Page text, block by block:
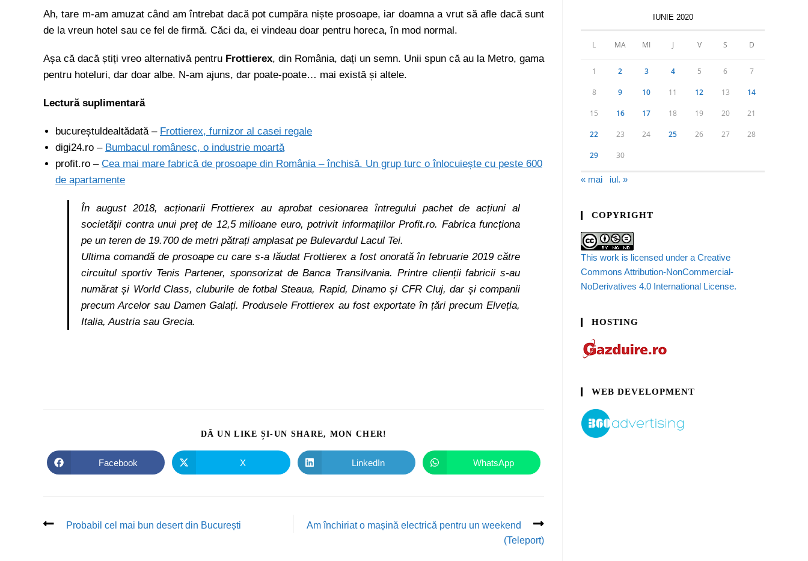
Ah, tare m-am amuzat când am întrebat dacă pot cumpăra niște prosoape, iar doamna a vrut să afle dacă sunt
de la vreun hotel sau ce fel de firmă. Căci da, ei vindeau doar pentru horeca, în mod normal.
Așa că dacă știți vreo alternativă pentru Frottierex, din România, dați un semn. Unii spun că au la Metro, gama
pentru hoteluri, dar doar albe. N-am ajuns, dar poate-poate… mai există și altele.
Lectură suplimentară
bucureștuldealtădată – Frottierex, furnizor al casei regale
digi24.ro – Bumbacul românesc, o industrie moartă
profit.ro – Cea mai mare fabrică de prosoape din România – închisă. Un grup turc o înlocuiește cu peste 600
de apartamente
În august 2018, acționarii Frottierex au aprobat cesionarea întregului pachet de acțiuni al
societății contra unui preț de 12,5 milioane euro, potrivit informațiilor Profit.ro. Fabrica funcționa
pe un teren de 19.700 de metri pătrați amplasat pe Bulevardul Lacul Tei.
Ultima comandă de prosoape cu care s-a lăudat Frottierex a fost onorată în februarie 2019 către
circuitul sportiv Tenis Partener, sponsorizat de Banca Transilvania. Printre clienții fabricii s-au
numărat și World Class, cluburile de fotbal Steaua, Rapid, Dinamo și CFR Cluj, dar și companii
precum Arcelor sau Damen Galați. Produsele Frottierex au fost exportate în țări precum Elveția,
Italia, Austria sau Grecia.
DĂ UN LIKE ȘI-UN SHARE, MON CHER!
Facebook X LinkedIn WhatsApp
Probabil cel mai bun desert din București
Am închiriat o mașină electrică pentru un weekend
(Teleport)
IUNIE 2020
L MA MI J V S D
1 2 3 4 5 6 7
8 9 10 11 12 13 14
15 16 17 18 19 20 21
22 23 24 25 26 27 28
29 30
« mai iul. »
COPYRIGHT
This work is licensed under a Creative
Commons Attribution-NonCommercial-
NoDerivatives 4.0 International License.
HOSTING
WEB DEVELOPMENT